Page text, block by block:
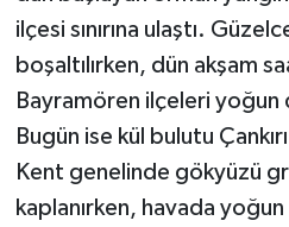
ilçesi sınırına ulaştı.
boşaltılırken, dün akşam
Bayramören ilçeleri yoğun
Bugün ise kül bulutu
Kent genelinde gökyüzü
kaplanırken, havada